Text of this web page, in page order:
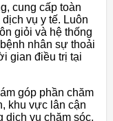
cung cấp toàn
vụ y tế. Luôn
giỏi và hệ thống
nhân sự thoải
gian điều trị tại
góp phần chăm
khu vực lân cận
dịch vụ chăm sóc,